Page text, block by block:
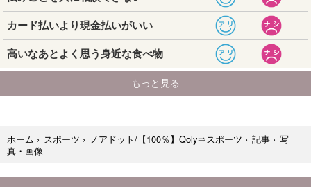
ホーム › スポーツ › ノアドット/【100％】Qoly⇒スポーツ › 記事 › 写
真・画像